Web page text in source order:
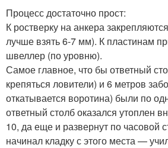
Процесс достаточно прост:
К ростверку на анкера
лучше взять 6-7 мм). К пластинам
швеллер (по уровню).
Самое главное, что бы ответный
крепяться ловители) и 6 метров
откатывается воротина) были по
ответный столб оказался утоплен
10, да еще и развернут по часовой
начинал кладку с этого места —